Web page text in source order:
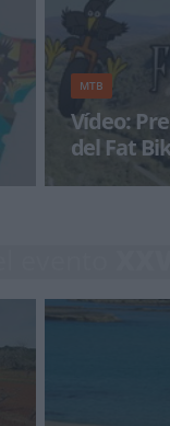
MTB
Vídeo:
del Fat
¡Se acerca el